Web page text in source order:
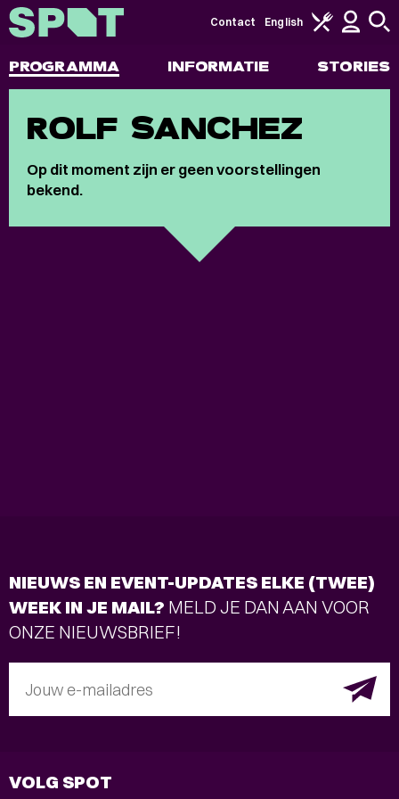
PROGRAMMA INFORMATIE STORIES
Contact English
ROLF SANCHEZ
Op dit moment zijn er geen voorstellingen
bekend.
NIEUWS EN EVENT-UPDATES ELKE (TWEE)
WEEK IN JE MAIL? MELD JE DAN AAN VOOR
ONZE NIEUWSBRIEF!
Jouw e-mailadres
VOLG SPOT